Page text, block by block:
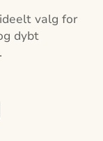
valg for
dybt